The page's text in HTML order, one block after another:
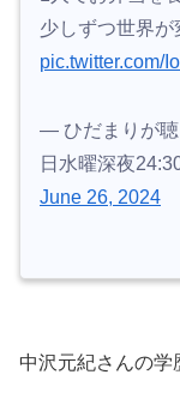
少しずつ世界が
pic.twitter.com/
— ひだまりが聴
日水曜深夜
June 26, 2024
中沢元紀さんの学